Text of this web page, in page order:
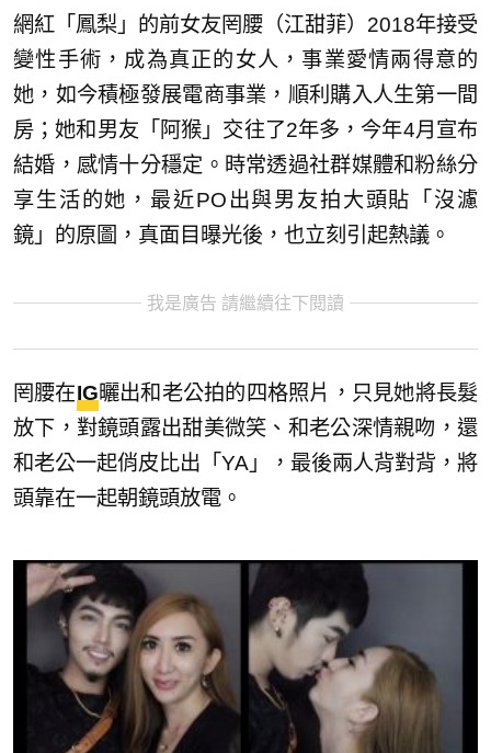
網紅「鳳梨」的前女友罔腰（江甜菲）2018年接受
變性手術，成為真正的女人，事業愛情兩得意的
她，如今積極發展電商事業，順利購入人生第一間
房；她和男友「阿猴」交往了2年多，今年4月宣布
結婚，感情十分穩定。時常透過社群媒體和粉絲分
享生活的她，最近PO出與男友拍大頭貼「沒濾
鏡」的原圖，真面目曝光後，也立刻引起熱議。
我是廣告 請繼續往下閱讀
罔腰在IG曬出和老公拍的四格照片，只見她將長髮
放下，對鏡頭露出甜美微笑、和老公深情親吻，還
和老公一起俏皮比出「YA」，最後兩人背對背，將
頭靠在一起朝鏡頭放電。